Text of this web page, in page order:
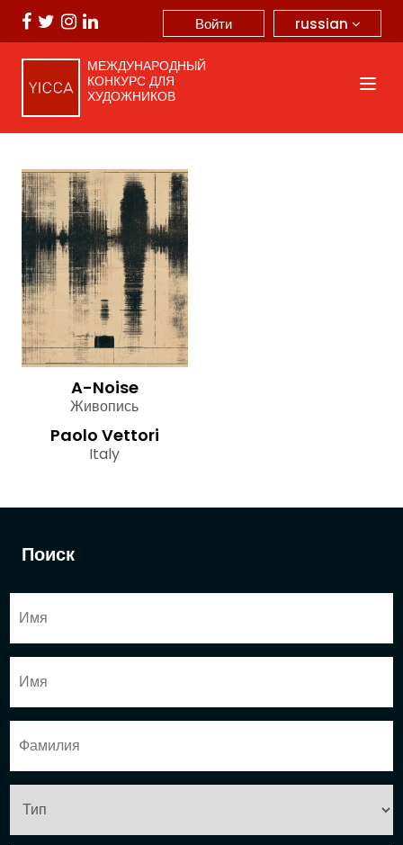
russian
Войти
МЕЖДУНАРОДНЫЙ
КОНКУРС ДЛЯ
ХУДОЖНИКОВ
Поиск
A-Noise
Живопись
Paolo Vettori
Italy